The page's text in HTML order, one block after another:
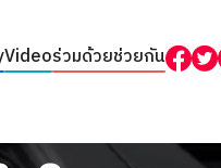
Videoร่วมด้วยช่วยกัน